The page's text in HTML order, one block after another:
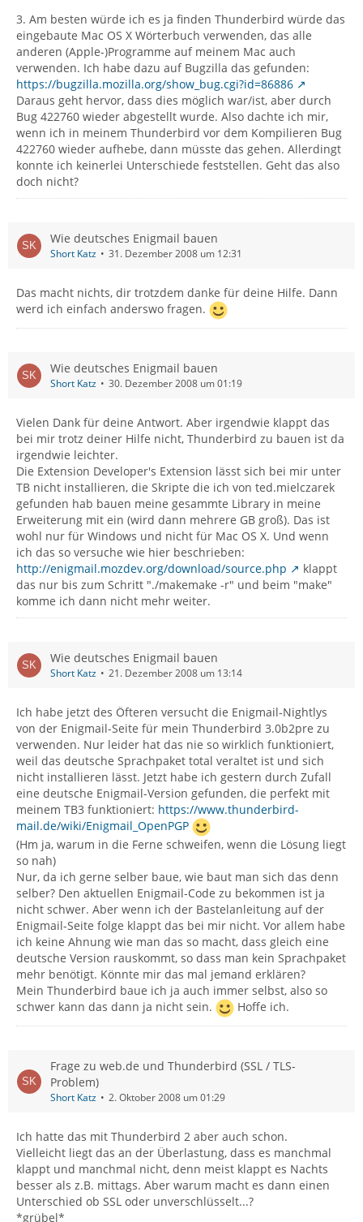
3. Am besten würde ich es ja finden Thunderbird würde das
eingebaute Mac OS X Wörterbuch verwenden, das alle
anderen (Apple-)Programme auf meinem Mac auch
verwenden. Ich habe dazu auf Bugzilla das gefunden:
https://bugzilla.mozilla.org/show_bug.cgi?id=86886
Daraus geht hervor, dass dies möglich war/ist, aber durch
Bug 422760 wieder abgestellt wurde. Also dachte ich mir,
wenn ich in meinem Thunderbird vor dem Kompilieren Bug
422760 wieder aufhebe, dann müsste das gehen. Allerdingt
konnte ich keinerlei Unterschiede feststellen. Geht das also
doch nicht?
Wie deutsches Enigmail bauen
Short Katz 31. Dezember 2008 um 12:31
Das macht nichts, dir trotzdem danke für deine Hilfe. Dann
werd ich einfach anderswo fragen.
Wie deutsches Enigmail bauen
Short Katz 30. Dezember 2008 um 01:19
Vielen Dank für deine Antwort. Aber irgendwie klappt das
bei mir trotz deiner Hilfe nicht, Thunderbird zu bauen ist da
irgendwie leichter.
Die Extension Developer's Extension lässt sich bei mir unter
TB nicht installieren, die Skripte die ich von ted.mielczarek
gefunden hab bauen meine gesammte Library in meine
Erweiterung mit ein (wird dann mehrere GB groß). Das ist
wohl nur für Windows und nicht für Mac OS X. Und wenn
ich das so versuche wie hier beschrieben:
http://enigmail.mozdev.org/download/source.php
klappt
das nur bis zum Schritt "./makemake -r" und beim "make"
komme ich dann nicht mehr weiter.
Wie deutsches Enigmail bauen
Short Katz 21. Dezember 2008 um 13:14
Ich habe jetzt des Öfteren versucht die Enigmail-Nightlys
von der Enigmail-Seite für mein Thunderbird 3.0b2pre zu
verwenden. Nur leider hat das nie so wirklich funktioniert,
weil das deutsche Sprachpaket total veraltet ist und sich
nicht installieren lässt. Jetzt habe ich gestern durch Zufall
eine deutsche Enigmail-Version gefunden, die perfekt mit
meinem TB3 funktioniert: https://www.thunderbird-
mail.de/wiki/Enigmail_OpenPGP
(Hm ja, warum in die Ferne schweifen, wenn die Lösung liegt
so nah)
Nur, da ich gerne selber baue, wie baut man sich das denn
selber? Den aktuellen Enigmail-Code zu bekommen ist ja
nicht schwer. Aber wenn ich der Bastelanleitung auf der
Enigmail-Seite folge klappt das bei mir nicht. Vor allem habe
ich keine Ahnung wie man das so macht, dass gleich eine
deutsche Version rauskommt, so dass man kein Sprachpaket
mehr benötigt. Könnte mir das mal jemand erklären?
Mein Thunderbird baue ich ja auch immer selbst, also so
schwer kann das dann ja nicht sein.
Hoffe ich.
Frage zu web.de und Thunderbird (SSL / TLS-
Problem)
Short Katz 2. Oktober 2008 um 01:29
Ich hatte das mit Thunderbird 2 aber auch schon.
Vielleicht liegt das an der Überlastung, dass es manchmal
klappt und manchmal nicht, denn meist klappt es Nachts
besser als z.B. mittags. Aber warum macht es dann einen
Unterschied ob SSL oder unverschlüsselt...?
*grübel*